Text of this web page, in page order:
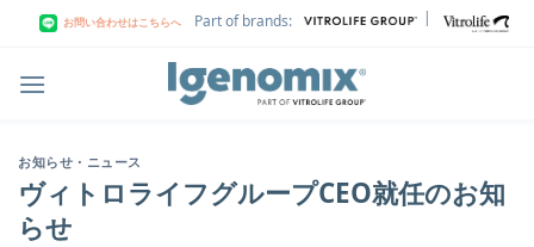
お問い合わせはこちらへ Part of brands: |
お知らせ・ニュース
ヴィトロライフグループCEO就任のお知
らせ